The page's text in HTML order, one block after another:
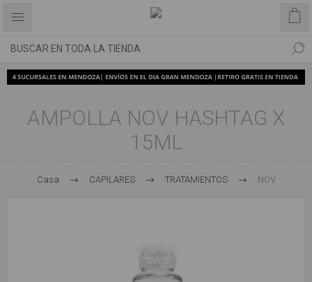
AMPOLLA NOV HASHTAG X
15ML
Casa CAPILARES TRATAMIENTOS NOV